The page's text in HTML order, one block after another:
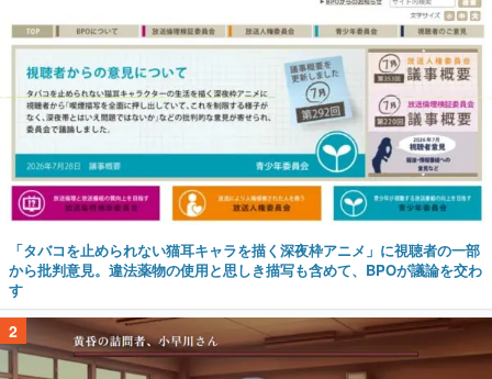
「タバコを止められない猫耳キャラを描く深夜枠アニメ」に視聴者の一部
から批判意見。違法薬物の使用と思しき描写も含めて、BPOが議論を交わ
す
2